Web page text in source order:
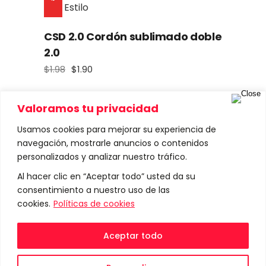
Valoramos tu privacidad
Usamos cookies para mejorar su experiencia de
navegación, mostrarle anuncios o contenidos
personalizados y analizar nuestro tráfico.
Al hacer clic en “Aceptar todo” usted da su
consentimiento a nuestro uso de las
cookies. Políticas de cookies
Aceptar todo
CSD 2.0 Cordón sublimado doble
2.0
$1.98
El
$1.98.
$1.90
El
$1.90.
Sale
Pb A Porta credencial de brazo A
precio
$2.50.
precio
$2.20.